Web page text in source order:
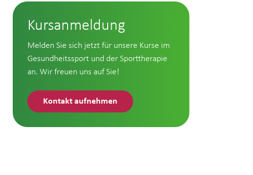
Kursanmeldung
Melden Sie sich jetzt für unsere Kurse im
Gesundheitssport und der Sporttherapie
an. Wir freuen uns auf Sie!
Kontakt aufnehmen